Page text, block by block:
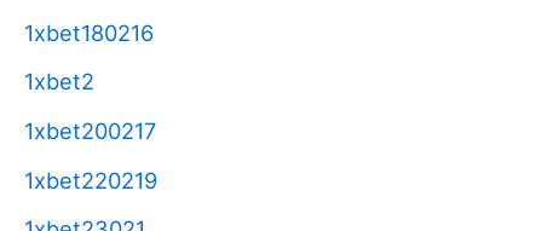
1xbet180216
1xbet2
1xbet200217
1xbet220219